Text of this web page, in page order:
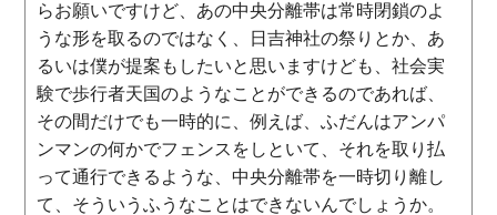
らお願いですけど、あの中央分離帯は常時閉鎖のよ
うな形を取るのではなく、日吉神社の祭りとか、あ
るいは僕が提案もしたいと思いますけども、社会実
験で歩行者天国のようなことができるのであれば、
その間だけでも一時的に、例えば、ふだんはアンパ
ンマンの何かでフェンスをしといて、それを取り払
って通行できるような、中央分離帯を一時切り離し
て、そういうふうなことはできないんでしょうか。